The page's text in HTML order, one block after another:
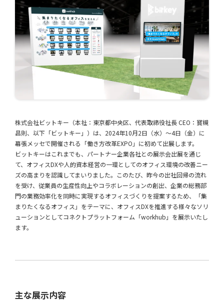
株式会社ビットキー（本社：東京都中央区、代表取締役社長 CEO：寳槻
昌則、以下「ビットキー」）は、2024年10月2日（水）〜4日（金）に
幕張メッセで開催される「働き方改革EXPO」に初めて出展します。
ビットキーはこれまでも、パートナー企業各社との展示会出展を通じ
て、オフィスDXや人的資本経営の一環としてのオフィス環境の改善ニー
ズの高まりを認識してまいりました。このたび、昨今の出社回帰の流れ
を受け、従業員の生産性向上やコラボレーションの創出、企業の総務部
門の業務効率化を同時に実現するオフィスづくりを提案するため、「集
まりたくなるオフィス」をテーマに、オフィスDXを推進する様々なソリ
ューションとしてコネクトプラットフォーム「workhub」を展示いたし
ます。
主な展示内容